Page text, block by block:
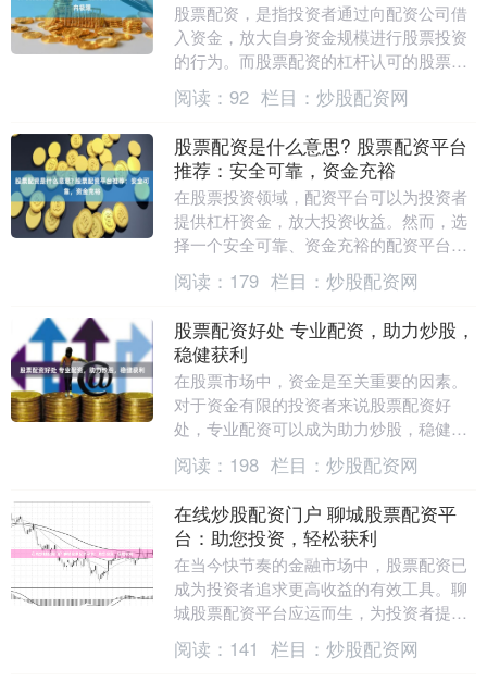
股票配资，是指投资者通过向配资公司借
入资金，放大自身资金规模进行股票投资
的行为。而股票配资的杠杆认可的股票配
资知识，则是指配资公司借给投资者的资
金与投资者自有资....
阅读： 92 栏目： 炒股配资网
股票配资是什么意思? 股票配资平台
推荐：安全可靠，资金充裕
在股票投资领域，配资平台可以为投资者
提供杠杆资金，放大投资收益。然而，选
择一个安全可靠、资金充裕的配资平台至
关重要。 * **信誉度：**选择有良好信誉和
监管的....
阅读： 179 栏目： 炒股配资网
股票配资好处 专业配资，助力炒股，
稳健获利
在股票市场中，资金是至关重要的因素。
对于资金有限的投资者来说股票配资好
处，专业配资可以成为助力炒股，稳健获
利的有效途径。 我们拥有完善的风控体系
和严格的资金管理....
阅读： 198 栏目： 炒股配资网
在线炒股配资门户 聊城股票配资平
台：助您投资，轻松获利
在当今快节奏的金融市场中，股票配资已
成为投资者追求更高收益的有效工具。聊
城股票配资平台应运而生，为投资者提供
专业、便捷的配资服务，助力其轻松获
利。 * 放大资金....
阅读： 141 栏目： 炒股配资网